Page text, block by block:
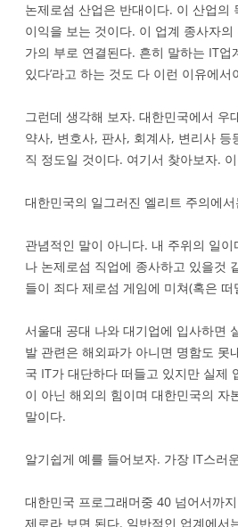
논제로섬 산업은 반대이다. 이 산업의
이익을 보는 것이다. 이 업계 종사자
가의 부로 연결된다. 흔히 말하는 IT업
있다’라고 하는 것도 다 이런 이유에서
그런데 생각해 보자. 대한민국에서 우
약사, 변호사, 판사, 회계사, 변리사
직 정도일 것이다. 여기서 찾아보자.
대한민국의 일그러진 엘리트 주의에
관념적인 말이 아니다. 내 주위의 일
나 논제로섬 직업에 종사하고 있을것
들이 죄다 제로섬 게임에 미쳐(혹은
서울대 공대 나와 대기업에 입사하면
발 관련은 해외파가 아니면 명함도 못
국 IT가 대단하다 떠들고 있지만 실제
이 아닌 해외의 힘이며 대한민국의 자
말이다.
알기쉽게 예를 들어보자. 가장 IT스러
대한민국 프로그래머중 40 넘어서까
제로라 보면 된다. 일반적인 업계에서